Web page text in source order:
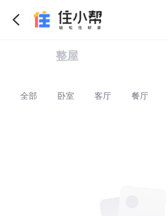
整屋
loft 别墅
全部 卧室 客厅 餐厅